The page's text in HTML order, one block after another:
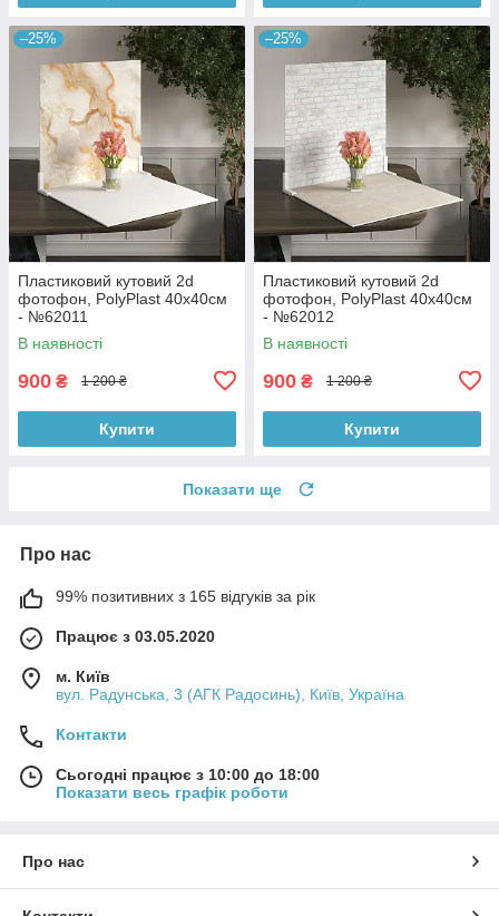
–25%
Пластиковий кутовий 2d
фотофон, PolyPlast 40x40см
- №62011
В наявності
900 ₴ 1 200 ₴
Купити
–25%
Пластиковий кутовий 2d
фотофон, PolyPlast 40x40см
- №62012
В наявності
900 ₴ 1 200 ₴
Купити
Показати ще
Про нас
99% позитивних з 165 відгуків за рік
Працює з 03.05.2020
м. Київ
вул. Радунська, 3 (АГК Радосинь), Київ, Україна
Контакти
Сьогодні працює з 10:00 до 18:00
Показати весь графік роботи
Про нас